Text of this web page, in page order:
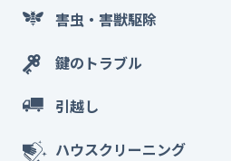
害虫・害獣駆除
鍵のトラブル
引越し
ハウスクリーニング